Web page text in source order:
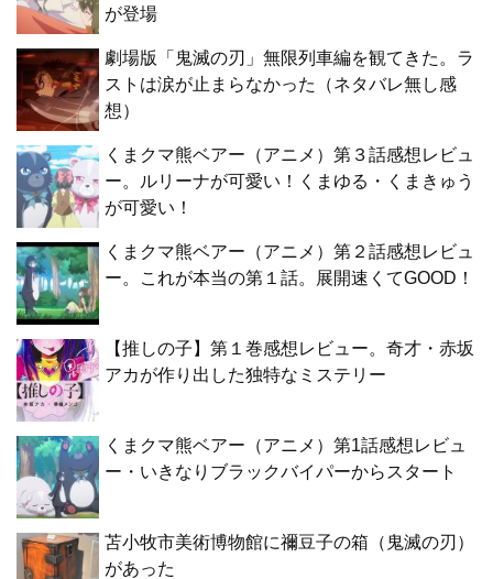
が登場
劇場版「鬼滅の刃」無限列車編を観てきた。ラ
ストは涙が止まらなかった（ネタバレ無し感
想）
くまクマ熊ベアー（アニメ）第３話感想レビュ
ー。ルリーナが可愛い！くまゆる・くまきゅう
が可愛い！
くまクマ熊ベアー（アニメ）第２話感想レビュ
ー。これが本当の第１話。展開速くてGOOD！
【推しの子】第１巻感想レビュー。奇才・赤坂
アカが作り出した独特なミステリー
くまクマ熊ベアー（アニメ）第1話感想レビュ
ー・いきなりブラックバイパーからスタート
苫小牧市美術博物館に禰豆子の箱（鬼滅の刃）
があった